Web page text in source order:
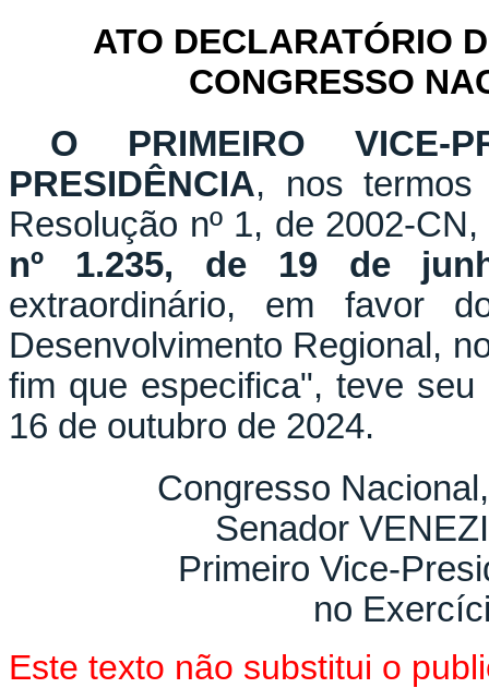
ATO DECLARATÓRIO
CONGRESSO
O PRIMEIRO VICE-
PRESIDÊNCIA, nos
Resolução nº 1, de 2002-
nº 1.235, de 19 de
extraordinário, em favor
Desenvolvimento Regional,
fim que especifica", teve
16 de outubro de 2024.
Congresso
Senador
Primeiro Vice-
no
Este texto não substitui o